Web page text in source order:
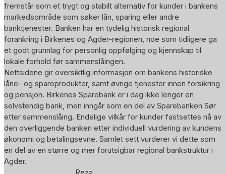
fremstår som et trygt og stabilt alternativ for kunder i bankens
markedsområde som søker lån, sparing eller andre
banktjenester. Banken har en tydelig historisk regional
forankring i Birkenes og Agder-regionen, noe som tidligere ga
et godt grunnlag for personlig oppfølging og kjennskap til
lokale forhold før sammenslåingen.
Nettsidene gir oversiktlig informasjon om bankens historiske
låne- og spareprodukter, samt øvrige tjenester innen forsikring
og pensjon. Birkenes Sparebank er i dag ikke lenger en
selvstendig bank, men inngår som en del av Sparebanken Sør
etter sammenslåing. Endelige vilkår for kunder fastsettes nå av
den overliggende banken etter individuell vurdering av kundens
økonomi og betalingsevne. Samlet sett vurderer vi dette som
en del av en større og mer forutsigbar regional bankstruktur i
Agder.